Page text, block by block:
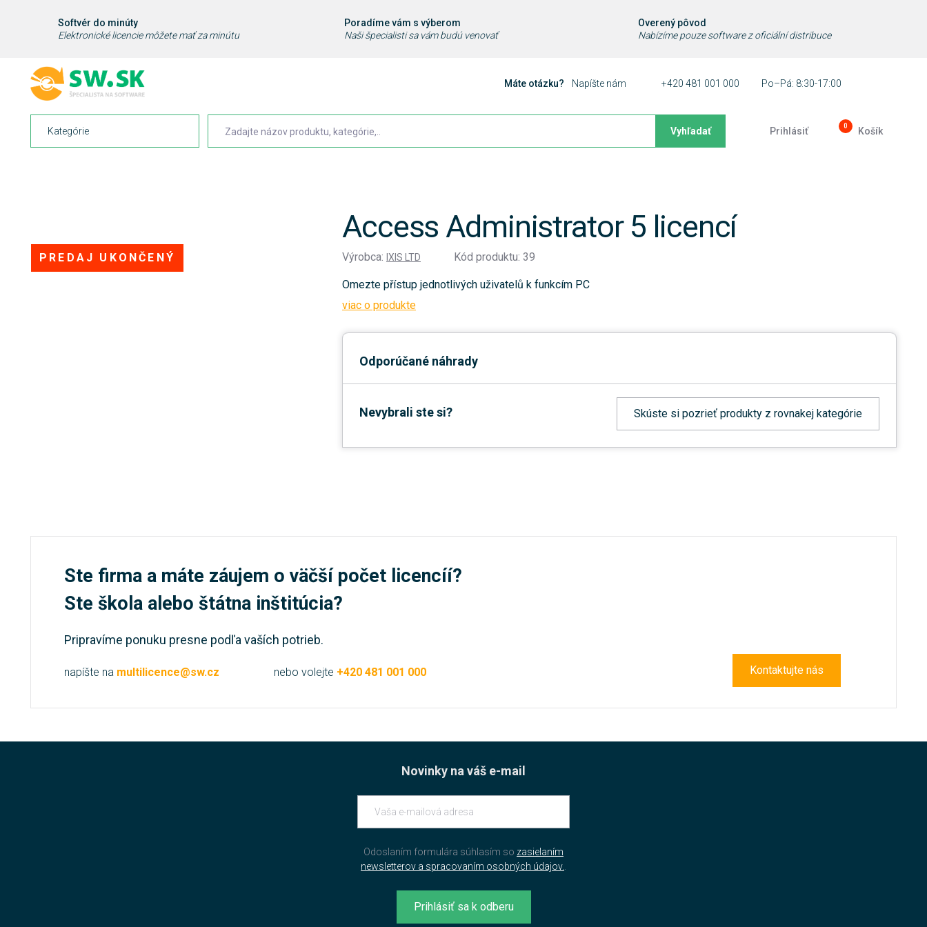
Softvér do minúty
Elektronické licencie môžete mať za minútu
Poradíme vám s výberom
Naši špecialisti sa vám budú venovať
Overený pôvod
Nabízíme pouze software z oficiální distribuce
Máte otázku? Napíšte nám +420 481 001 000 Po–Pá: 8:30-17:00
Kategórie Vyhľadať Prihlásiť 0 Košík
PREDAJ UKONČENÝ
Access Administrator 5 licencí
Výrobca: IXIS LTD Kód produktu: 39
Omezte přístup jednotlivých uživatelů k funkcím PC
viac o produkte
Odporúčané náhrady
Nevybrali ste si? Skúste si pozrieť produkty z rovnakej kategórie
Ste firma a máte záujem o väčší počet licencíí?
Ste škola alebo štátna inštitúcia?
Pripravíme ponuku presne podľa vaších potrieb.
napíšte na multilicence@sw.cz nebo volejte +420 481 001 000 Kontaktujte nás
Novinky na váš e-mail
Odoslaním formulára súhlasím so zasielaním
newsletterov a spracovaním osobných údajov.
Prihlásiť sa k odberu